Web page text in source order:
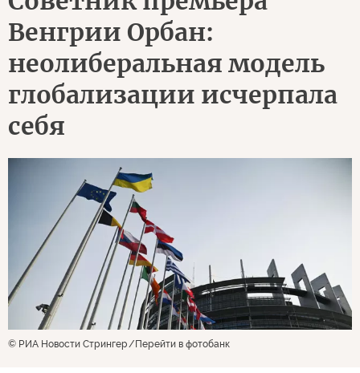
Венгрии Орбан:
неолиберальная модель
глобализации исчерпала
себя
© РИА Новости Стрингер Перейти в фотобанк